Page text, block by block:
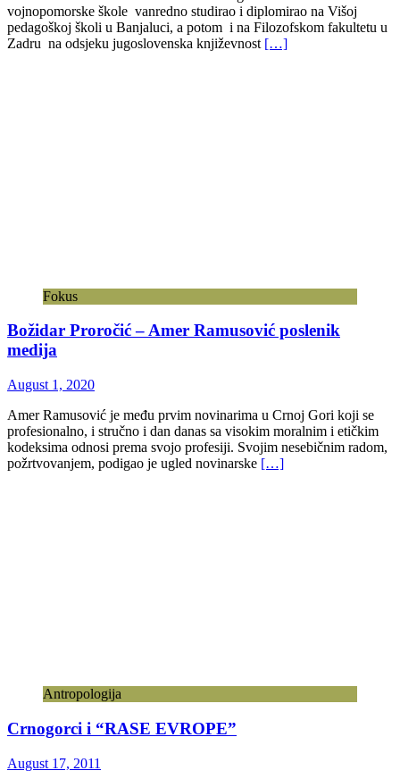
vojnopomorske škole vanredno studirao i diplomirao na Višoj
pedagoškoj školi u Banjaluci, a potom i na Filozofskom fakultetu u
Zadru na odsjeku jugoslovenska književnost […]
Fokus
Božidar Proročić – Amer Ramusović poslenik
medija
August 1, 2020
Amer Ramusović je među prvim novinarima u Crnoj Gori koji se
profesionalno, i stručno i dan danas sa visokim moralnim i etičkim
kodeksima odnosi prema svojo profesiji. Svojim nesebičnim radom,
požrtvovanjem, podigao je ugled novinarske […]
Antropologija
Crnogorci i “RASE EVROPE”
August 17, 2011